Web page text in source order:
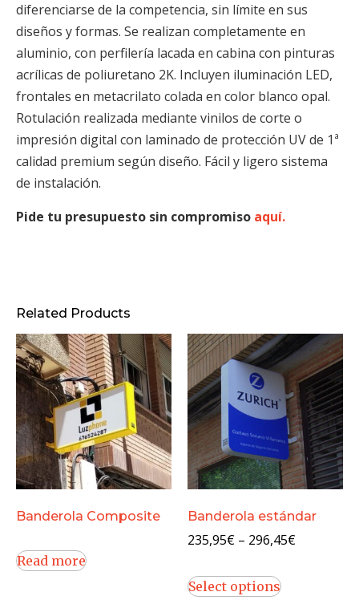
diferenciarse de la competencia, sin límite en sus
diseños y formas. Se realizan completamente en
aluminio, con perfilería lacada en cabina con pinturas
acrílicas de poliuretano 2K. Incluyen iluminación LED,
frontales en metacrilato colada en color blanco opal.
Rotulación realizada mediante vinilos de corte o
impresión digital con laminado de protección UV de 1ª
calidad premium según diseño. Fácil y ligero sistema
de instalación.
Pide tu presupuesto sin compromiso aquí.
Related Products
Banderola Composite
Read more
Banderola estándar
235,95€ – 296,45€
Select options